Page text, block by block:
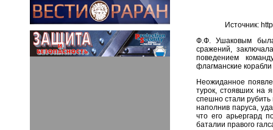
Источник:
Ф.Ф. Ушаковым
сражений,
поведением
флагманские
Неожиданное
турок, стоявших на
спешно стали рубить
наполнив паруса,
что его арьергард
баталии правого